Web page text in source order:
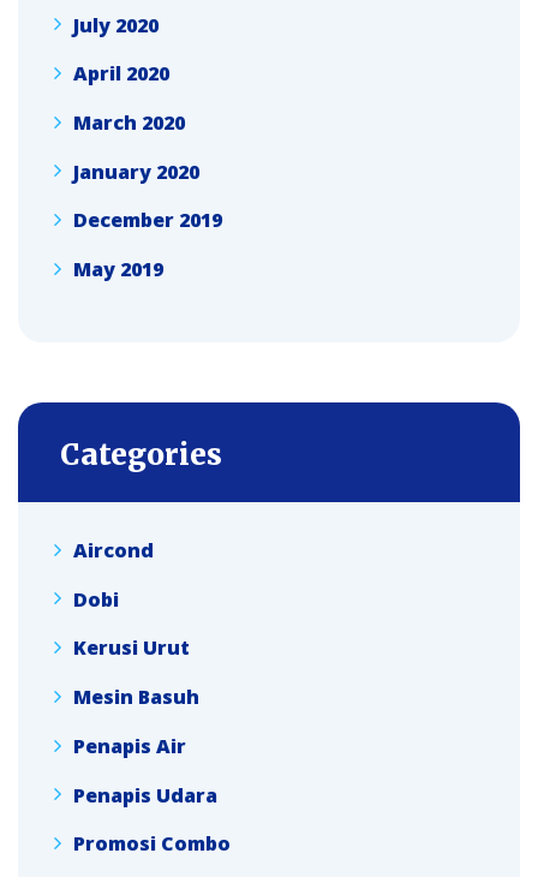
July 2020
April 2020
March 2020
January 2020
December 2019
May 2019
Categories
Aircond
Dobi
Kerusi Urut
Mesin Basuh
Penapis Air
Penapis Udara
Promosi Combo